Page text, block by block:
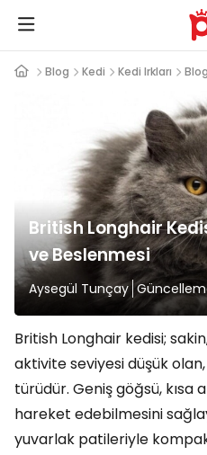
Blog Kedi Kedi Irkları
British Longhair
ve Beslenmesi
Aysegül Tunçay
British Longhair kedisi;
aktivite seviyesi düşük
türüdür. Geniş göğsü, kısa
hareket edebilmesini
yuvarlak patileriyle